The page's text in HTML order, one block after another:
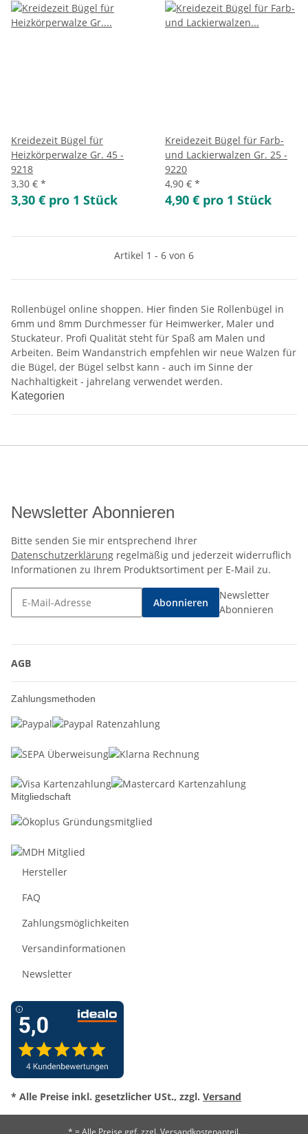
Kreidezeit Bügel für
Heizkörperwalze Gr. 45 -
9218
3,30 € *
3,30 € pro 1 Stück
Kreidezeit Bügel für Farb-
und Lackierwalzen Gr. 25 -
9220
4,90 € *
4,90 € pro 1 Stück
Artikel 1 - 6 von 6
Rollenbügel online shoppen. Hier finden Sie Rollenbügel in
6mm und 8mm Durchmesser für Heimwerker, Maler und
Stuckateur. Profi Qualität steht für Spaß am Malen und
Arbeiten. Beim Wandanstrich empfehlen wir neue Walzen für
die Bügel, der Bügel selbst kann - auch im Sinne der
Nachhaltigkeit - jahrelang verwendet werden.
Kategorien
Newsletter Abonnieren
Bitte senden Sie mir entsprechend Ihrer
Datenschutzerklärung regelmäßig und jederzeit widerruflich
Informationen zu Ihrem Produktsortiment per E-Mail zu.
Abonnieren
Newsletter
Abonnieren
AGB
Zahlungsmethoden
Mitgliedschaft
Hersteller
FAQ
Zahlungsmöglichkeiten
Versandinformationen
Newsletter
* Alle Preise inkl. gesetzlicher USt., zzgl. Versand
* = Alle Preise ggf. zzgl. Versandkostenanteil.